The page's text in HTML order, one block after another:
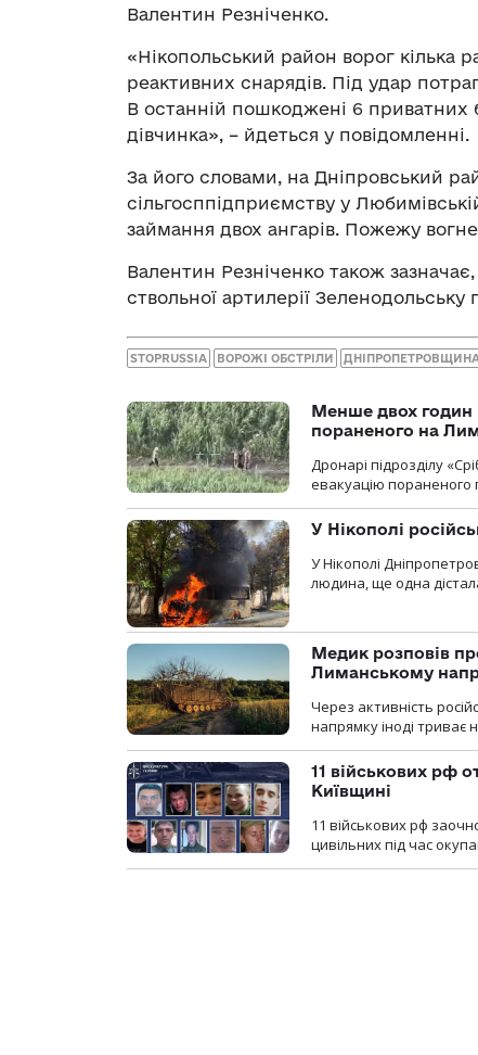
Валентин Резніченко.
«Нікопольський район ворог кілька
реактивних снарядів. Під удар
В останній пошкоджені 6 приватних
дівчинка», – йдеться у повідомленні.
За його словами, на Дніпровський
сільгосппідприємству у
займання двох ангарів. Пожежу
Валентин Резніченко також
ствольної артилерії
STOPRUSSIA ВОРОЖІ ОБСТРІЛИ
Менше двох годин
пораненого на
Дронарі підрозділу
евакуацію
У Нікополі
У Нікополі
людина, ще одна
Медик розповів
Лиманському
Через активність
напрямку іноді триває
11 військових рф
Київщині
11 військових рф
цивільних під час